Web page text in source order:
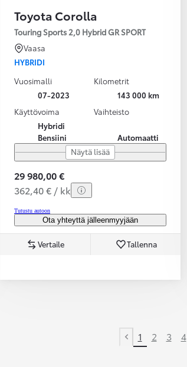
Toyota Corolla
Touring Sports 2,0 Hybrid GR SPORT
Vaasa
HYBRIDI
Vuosimalli
07-2023
Kilometrit
143 000 km
Käyttövoima
Hybridi
Bensiini
Vaihteisto
Automaatti
Näytä lisää
29 980,00 €
362,40 € / kk
Tutustu autoon
Ota yhteyttä jälleenmyyjään
Vertaile Tallenna
Previous page
1 2 3 4